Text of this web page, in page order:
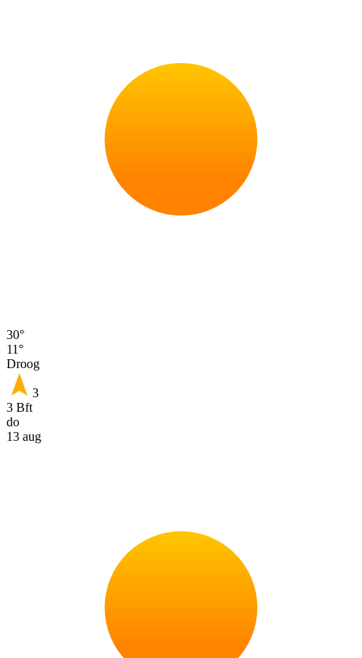
30°
11°
Droog
3
3 Bft
do
13 aug